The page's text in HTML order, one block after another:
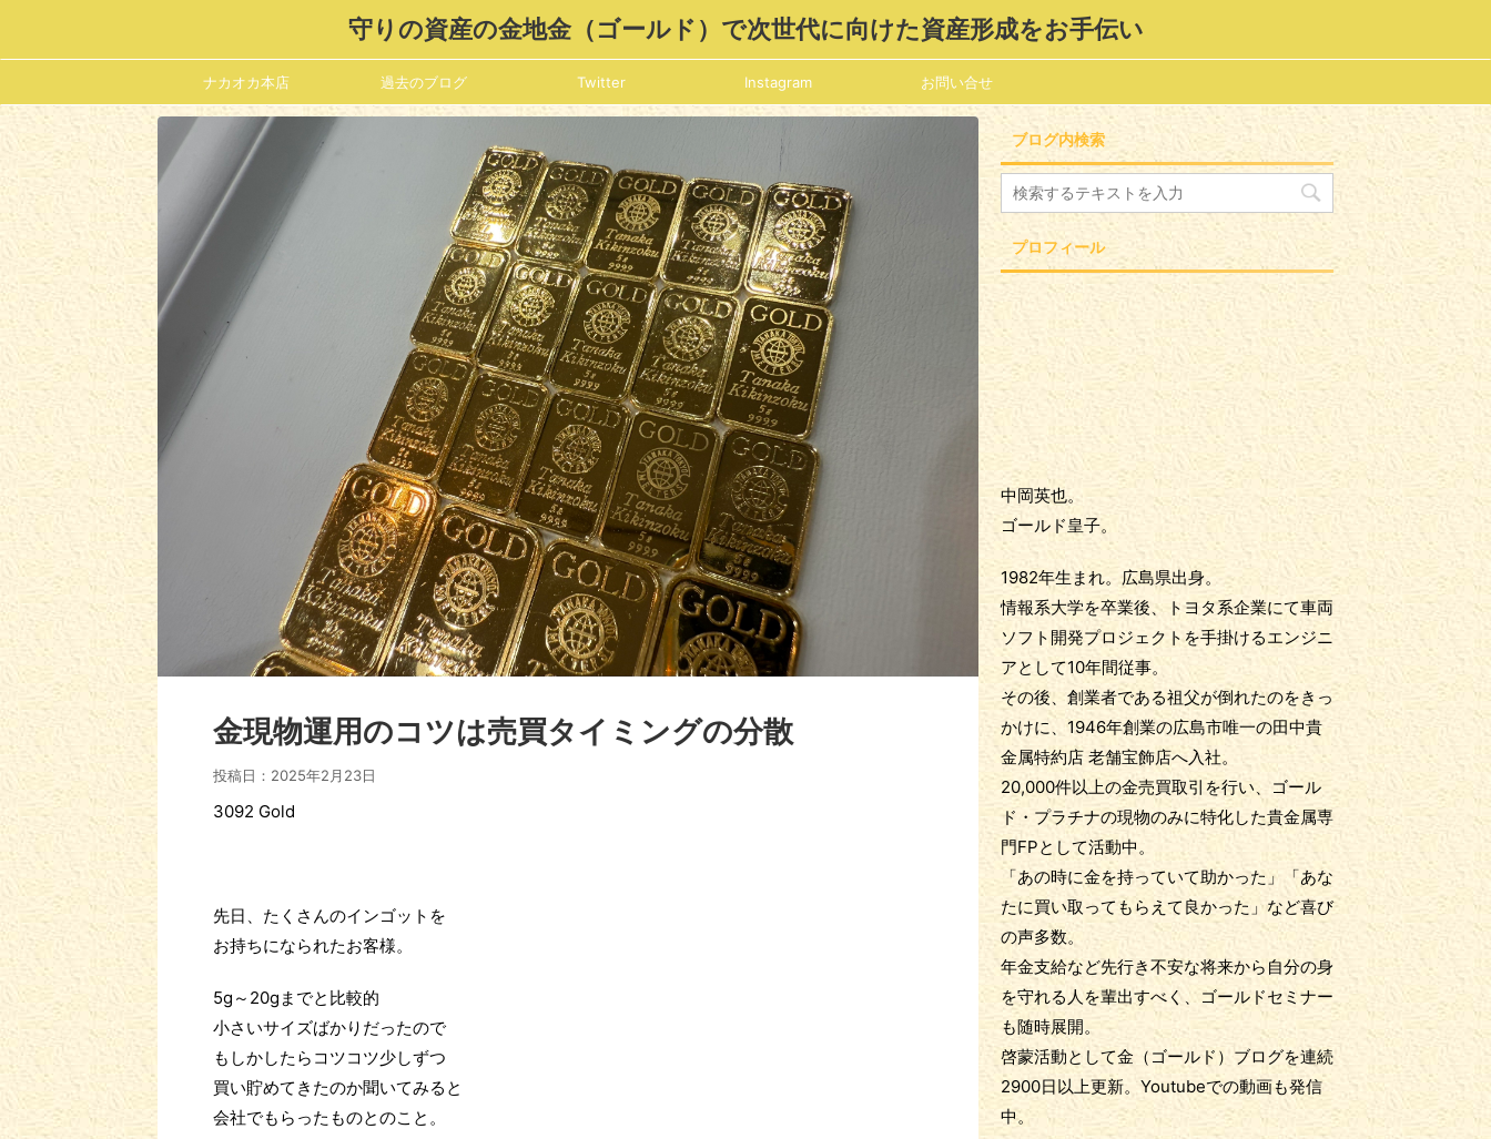
守りの資産の金地金（ゴールド）で次世代に向けた資産形成をお手伝い
ナカオカ本店 過去のブログ Twitter Instagram お問い合せ
金現物運用のコツは売買タイミングの分散
投稿日： 2025年2月23日
3092 Gold
先日、たくさんのインゴットを
お持ちになられたお客様。
5g～20gまでと比較的
小さいサイズばかりだったので
もしかしたらコツコツ少しずつ
買い貯めてきたのか聞いてみると
会社でもらったものとのこと。
ブログ内検索
プロフィール
中岡英也。
ゴールド皇子。
1982年生まれ。広島県出身。
情報系大学を卒業後、トヨタ系企業にて車両
ソフト開発プロジェクトを手掛けるエンジニ
アとして10年間従事。
その後、創業者である祖父が倒れたのをきっ
かけに、1946年創業の広島市唯一の田中貴
金属特約店 老舗宝飾店へ入社。
20,000件以上の金売買取引を行い、ゴール
ド・プラチナの現物のみに特化した貴金属専
門FPとして活動中。
「あの時に金を持っていて助かった」「あな
たに買い取ってもらえて良かった」など喜び
の声多数。
年金支給など先行き不安な将来から自分の身
を守れる人を輩出すべく、ゴールドセミナー
も随時展開。
啓蒙活動として金（ゴールド）ブログを連続
2900日以上更新。Youtubeでの動画も発信
中。